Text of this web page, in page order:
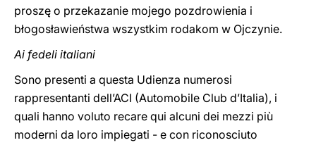
proszę o przekazanie mojego pozdrowienia i
błogosławieństwa wszystkim rodakom w Ojczynie.
Ai fedeli italiani
Sono presenti a questa Udienza numerosi
rappresentanti dell’ACI (Automobile Club d’Italia), i
quali hanno voluto recare qui alcuni dei mezzi più
moderni da loro impiegati - e con riconosciuto